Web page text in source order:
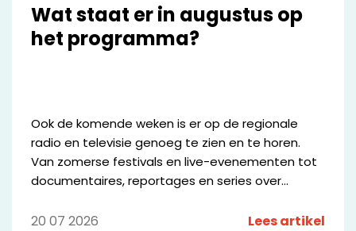
Wat staat er in augustus op
het programma?
Ook de komende weken is er op de regionale
radio en televisie genoeg te zien en te horen.
Van zomerse festivals en live-evenementen tot
documentaires, reportages en series over
zetten een aantal opvallende programma's op
20 07 2026 Lees artikel